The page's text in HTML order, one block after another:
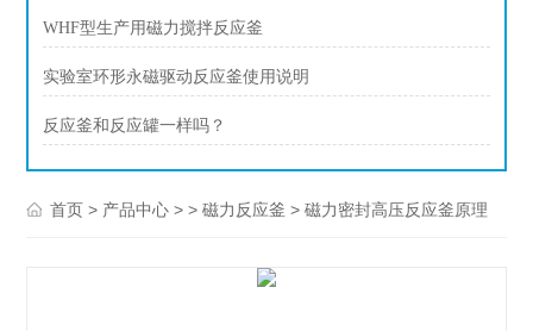
WHF型生产用磁力搅拌反应釜
实验室环形永磁驱动反应釜使用说明
反应釜和反应罐一样吗？
首页 > 产品中心 > >磁力反应釜 > 磁力密封高压反应釜原理